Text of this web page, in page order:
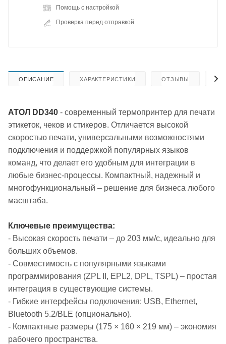
Помощь с настройкой
Проверка перед отправкой
ОПИСАНИЕ ХАРАКТЕРИСТИКИ ОТЗЫВЫ
АТОЛ DD340 - современный термопринтер для печати
этикеток, чеков и стикеров. Отличается высокой
скоростью печати, универсальными возможностями
подключения и поддержкой популярных языков
команд, что делает его удобным для интеграции в
любые бизнес-процессы. Компактный, надежный и
многофункциональный – решение для бизнеса любого
масштаба.
Ключевые преимущества:
- Высокая скорость печати – до 203 мм/с, идеально для
больших объемов.
- Совместимость с популярными языками
программирования (ZPL II, EPL2, DPL, TSPL) – простая
интеграция в существующие системы.
- Гибкие интерфейсы подключения: USB, Ethernet,
Bluetooth 5.2/BLE (опционально).
- Компактные размеры (175 × 160 × 219 мм) – экономия
рабочего пространства.